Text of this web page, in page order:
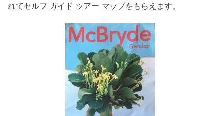
れてセルフ ガイド ツアー マップをもらえます。